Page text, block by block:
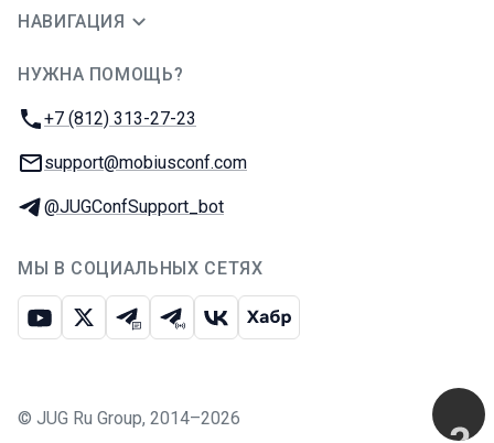
НАВИГАЦИЯ
НУЖНА ПОМОЩЬ?
Телефон:
+7 (812) 313-27-23
E-mail:
support@mobiusconf.com
Телеграм:
@JUGConfSupport_bot
МЫ В СОЦИАЛЬНЫХ СЕТЯХ
ЮтубИкс Телеграм-чат
Телеграм-канал
ВКонтакте
Хабр
© JUG Ru Group, 2014–2026